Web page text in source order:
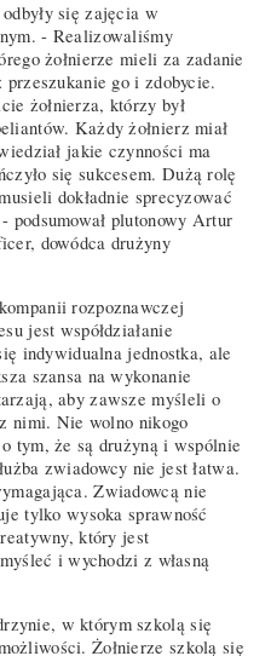
się zajęcia w
- Realizowaliśmy
żołnierze mieli za zadanie
go i zdobycie.
żołnierza, którzy był
Każdy żołnierz miał
jakie czynności ma
się sukcesem. Dużą rolę
dokładnie sprecyzować
podsumował plutonowy Artur
dowódca drużyny
rozpoznawczej
jest współdziałanie
indywidualna jednostka, ale
szansa na wykonanie
aby zawsze myśleli o
nimi. Nie wolno nikogo
tym, że są drużyną i wspólnie
zwiadowcy nie jest łatwa.
Zwiadowcą nie
tylko wysoka sprawność
który jest
i wychodzi z własną
w którym szkolą się
Żołnierze szkolą się